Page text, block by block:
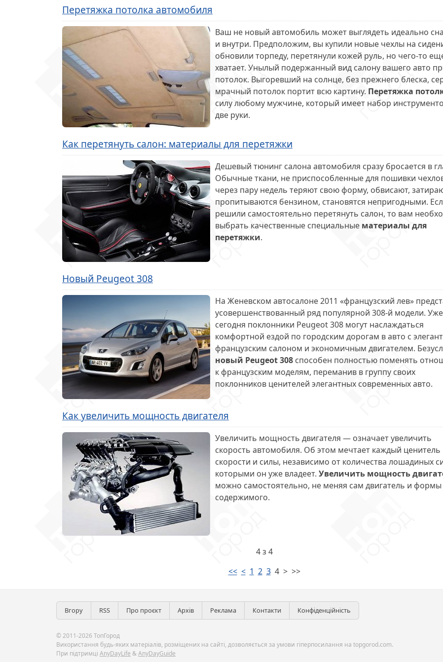
Перетяжка потолка автомобиля
Ваш не новый автомобиль может выглядеть идеально
и внутри. Предположим, вы купили новые чехлы на
обновили торпеду, перетянули кожей руль, но чего-то
хватает. Унылый подержанный вид салону вашего авто
потолок. Выгоревший на солнце, без прежнего блеска,
мрачный потолок портит всю картину. Перетяжка
силу любому мужчине, который имеет набор
две руки.
Как перетянуть салон: материалы для перетяжки
Дешевый тюнинг салона автомобиля сразу бросается в
Обычные ткани, не приспособленные для пошивки
через пару недель теряют свою форму, обвисают,
пропитываются бензином, становятся непригодными.
решили самостоятельно перетянуть салон, то вам
выбрать качественные специальные материалы для
перетяжки.
Новый Peugeot 308
На Женевском автосалоне 2011 «французский лев»
усовершенствованный ряд популярной 308-й модели. Уже
сегодня поклонники Peugeot 308 могут наслаждаться
комфортной ездой по городским дорогам в авто с
французским салоном и экономичным двигателем.
новый Peugeot 308 способен полностью поменять
к французским моделям, переманив в группу своих
поклонников ценителей элегантных современных авто.
Как увеличить мощность двигателя
Увеличить мощность двигателя — означает увеличить
скорость автомобиля. Об этом мечтает каждый ценитель
скорости и силы, независимо от количества лошадиных
которыми он уже владеет. Увеличить мощность
можно самостоятельно, не меняя сам двигатель и формы
содержимого.
4 з 4
<< < 1 2 3 4 > >>
Вгору RSS Про проєкт Архів Реклама Контакти Конфіденційність
© 2011-2026 ТопГород
Використання будь-яких матеріалів, розміщених на сайті, дозволяється за умови гіперпосилання на topgorod.com.
При підтримці AnyDayLife &AnyDayGuide